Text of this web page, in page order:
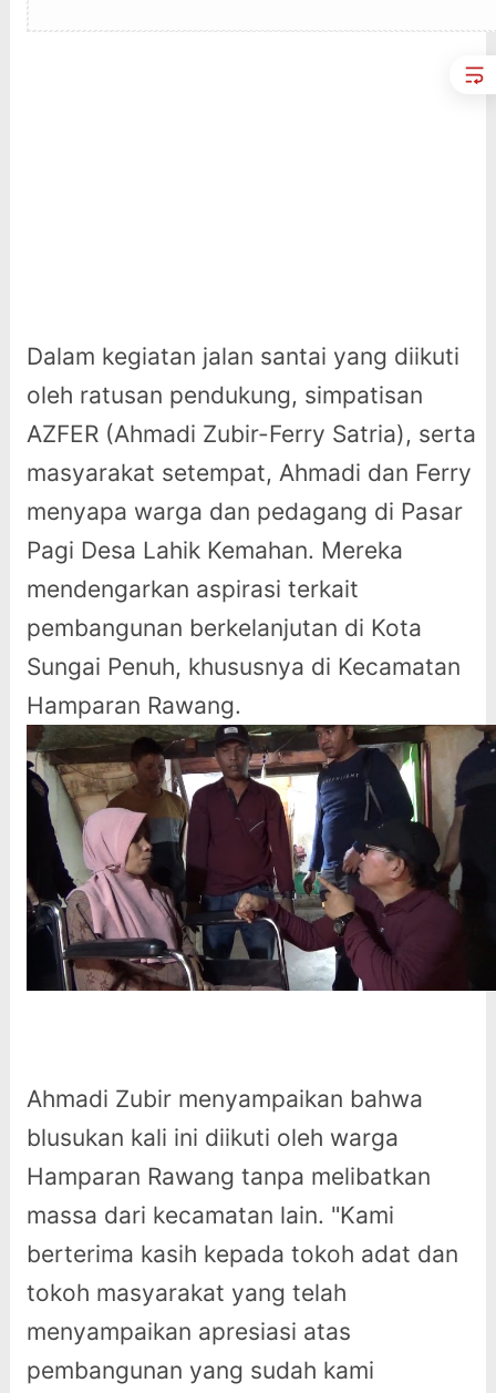
Dalam kegiatan jalan santai yang diikuti
oleh ratusan pendukung, simpatisan
AZFER (Ahmadi Zubir-Ferry Satria), serta
masyarakat setempat, Ahmadi dan Ferry
menyapa warga dan pedagang di Pasar
Pagi Desa Lahik Kemahan. Mereka
mendengarkan aspirasi terkait
pembangunan berkelanjutan di Kota
Sungai Penuh, khususnya di Kecamatan
Hamparan Rawang.
Ahmadi Zubir menyampaikan bahwa
blusukan kali ini diikuti oleh warga
Hamparan Rawang tanpa melibatkan
massa dari kecamatan lain. "Kami
berterima kasih kepada tokoh adat dan
tokoh masyarakat yang telah
menyampaikan apresiasi atas
pembangunan yang sudah kami